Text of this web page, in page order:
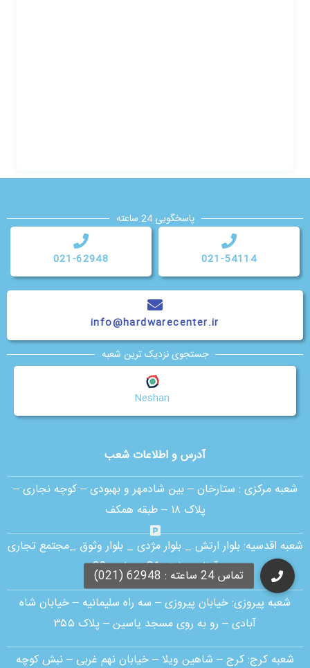
آدرس و اطلاعات شعب
شعبه مرکزی : ستارخان – بین شادمهر و بهبودی – کوچه نجاری –
پلاک ۱۸ – طبقه همکف
شعبه اقدسیه:بلوار ارتش _ بلوار مژدی _ بلوار وثوق _مجتمع تجاری
آمال _ طبقه G1 _ واحد 30
شعبه پیروزی: خیابان پیروزی – سه راه سلیمانیه – خیابان شاه
آبادی – رو به روی مسجد یاسین – پلاک ۳۵۵
شعبه کرج:کرج – شاهین ویلا – خیابان نهم غربی – نبش کوچه
پاسخگویی 24 ساعته
021-54114
021-62948
info@hardwarecenter.ir
جستجوی نزدیک ترین شعبه
Neshan